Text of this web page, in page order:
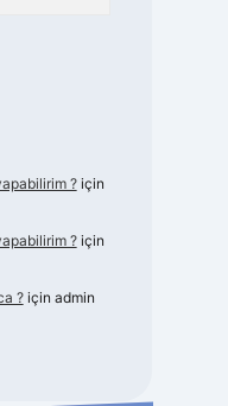
?için
?için
?için admin